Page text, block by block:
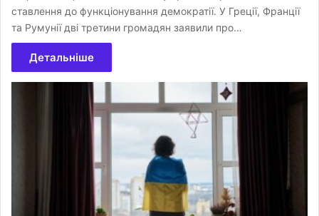
ставлення до функціонування демократії. У Греції, Франції
та Румунії дві третини громадян заявили про…
Детальніше